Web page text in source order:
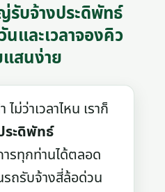
รับจ้างประดิพัทธ์
และเวลาจองคิว
สนง่าย
ม่ว่าเวลาไหน เราก็
ระดิพัทธ์
ารทุกท่านได้ตลอด
ถรับจ้างสี่ล้อด่วน